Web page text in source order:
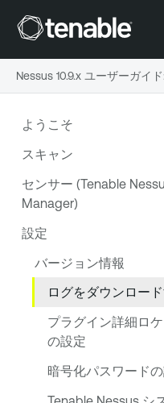
ようこそ
スキャン
センサー (Tenable
Manager)
設定
バージョン情報
ログをダウンロー
プラグイン詳細ロ
の設定
暗号化パスワード
Nessus 10.9.x ユーザーガイド: